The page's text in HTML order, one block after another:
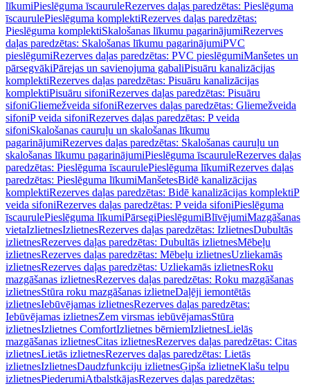
līkumiPieslēguma īscauruleRezerves daļas paredzētas: Pieslēguma
īscaurulePieslēguma komplektiRezerves daļas paredzētas:
Pieslēguma komplektiSkalošanas līkumu pagarinājumiRezerves
daļas paredzētas: Skalošanas līkumu pagarinājumiPVC
pieslēgumiRezerves daļas paredzētas: PVC pieslēgumiManšetes un
pārsegvākiPārejas un savienojuma gabaliPisuāru kanalizācijas
komplektiRezerves daļas paredzētas: Pisuāru kanalizācijas
komplektiPisuāru sifoniRezerves daļas paredzētas: Pisuāru
sifoniGliemežveida sifoniRezerves daļas paredzētas: Gliemežveida
sifoniP veida sifoniRezerves daļas paredzētas: P veida
sifoniSkalošanas cauruļu un skalošanas līkumu
pagarinājumiRezerves daļas paredzētas: Skalošanas cauruļu un
skalošanas līkumu pagarinājumiPieslēguma īscauruleRezerves daļas
paredzētas: Pieslēguma īscaurulePieslēguma līkumiRezerves daļas
paredzētas: Pieslēguma līkumiManšetesBidē kanalizācijas
komplektiRezerves daļas paredzētas: Bidē kanalizācijas komplektiP
veida sifoniRezerves daļas paredzētas: P veida sifoniPieslēguma
īscaurulePieslēguma līkumiPārsegiPieslēgumiBlīvējumiMazgāšanas
vietaIzlietnesIzlietnesRezerves daļas paredzētas: IzlietnesDubultās
izlietnesRezerves daļas paredzētas: Dubultās izlietnesMēbeļu
izlietnesRezerves daļas paredzētas: Mēbeļu izlietnesUzliekamās
izlietnesRezerves daļas paredzētas: Uzliekamās izlietnesRoku
mazgāšanas izlietnesRezerves daļas paredzētas: Roku mazgāšanas
izlietnesStūra roku mazgāšanas izlietneDaļēji iemontētās
izlietnesIebūvējamas izlietnesRezerves daļas paredzētas:
Iebūvējamas izlietnesZem virsmas iebūvējamasStūra
izlietnesIzlietnes ComfortIzlietnes bērniemIzlietnesLielās
mazgāšanas izlietnesCitas izlietnesRezerves daļas paredzētas: Citas
izlietnesLietās izlietnesRezerves daļas paredzētas: Lietās
izlietnesIzlietnesDaudzfunkciju izlietnesĢipša izlietneKlašu telpu
izlietnesPiederumiAtbalstkājasRezerves daļas paredzētas: